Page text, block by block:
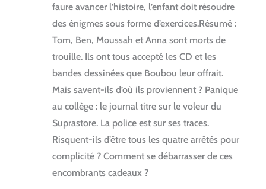
faure avancer l’histoire, l’enfant doit résoudre
des énigmes sous forme d’exercices.Résumé :
Tom, Ben, Moussah et Anna sont morts de
trouille. Ils ont tous accepté les CD et les
bandes dessinées que Boubou leur offrait.
Mais savent-ils d’où ils proviennent ? Panique
au collège : le journal titre sur le voleur du
Suprastore. La police est sur ses traces.
Risquent-ils d’être tous les quatre arrêtés pour
complicité ? Comment se débarrasser de ces
encombrants cadeaux ?